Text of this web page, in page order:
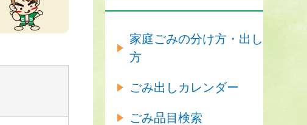
家庭ごみの分け方・出し
方
ごみ出しカレンダー
ごみ品目検索